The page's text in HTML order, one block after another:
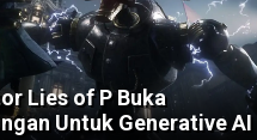
Lies of P Buka
Untuk Generative AI